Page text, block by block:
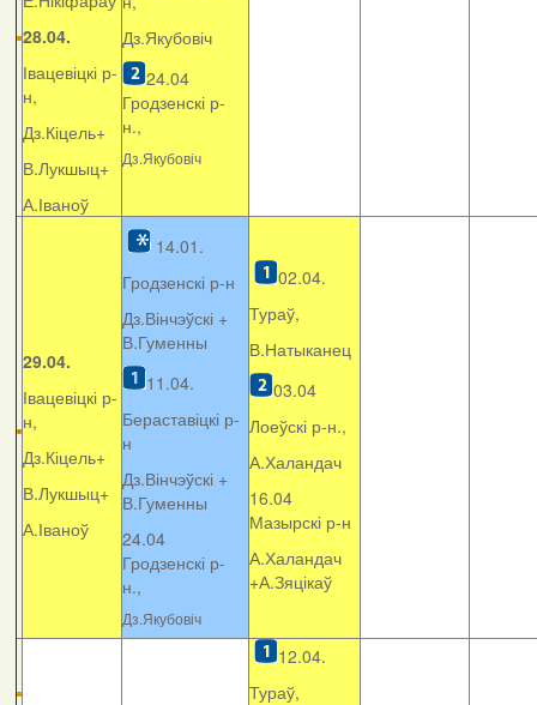
28.04.
Івацевіцкі р-
н,
Дз.Кіцель+
В.Лукшыц+
А.Іваноў
Дз.Якубовіч
24.04
Гродзенскі р-
н.,
Дз.Якубовіч
29.04.
Івацевіцкі р-
н,
Дз.Кіцель+
В.Лукшыц+
А.Іваноў
14.01.
Гродзенскі р-н
Дз.Вінчэўскі +
В.Гуменны
11.04.
Бераставіцкі р-
н
Дз.Вінчэўскі +
В.Гуменны
24.04
Гродзенскі р-
н.,
Дз.Якубовіч
02.04.
Тураў,
В.Натыканец
03.04
Лоеўскі р-н.,
А.Халандач
16.04
Мазырскі р-н
А.Халандач
+А.Зяцікаў
12.04.
Тураў,